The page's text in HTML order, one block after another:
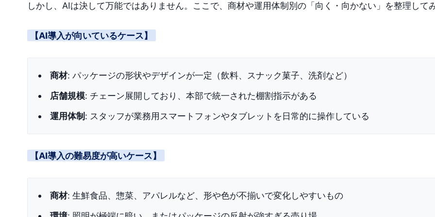
しかし、AIは決して万能ではありません。ここで、商材や運用体制別の「向く・向かない」を整理して
【AI導入が向いているケース】
商材: パッケージの形状やデザインが一定（飲料、スナック菓子、洗剤など）
店舗規模: チェーン展開しており、本部で統一された棚割指示がある
運用体制 : スタッフが業務用スマートフォンやタブレットを日常的に操作している
【AI導入の難易度が高いケース】
商材: 生鮮食品、惣菜、アパレルなど、形や色が不揃いで変化しやすいもの